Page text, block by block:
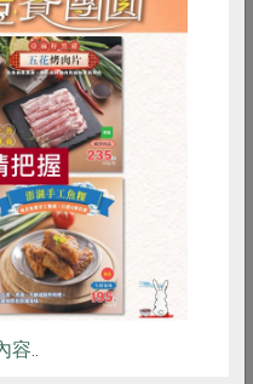
黃文章(新峰農場)
合一芽苗(環保級)新
-120g/盒
譜 減硝酸鹽
購買
..